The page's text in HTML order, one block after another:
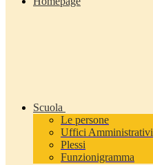
Scuola
Le persone
Uffici Amministrativi
Plessi
Funzionigramma